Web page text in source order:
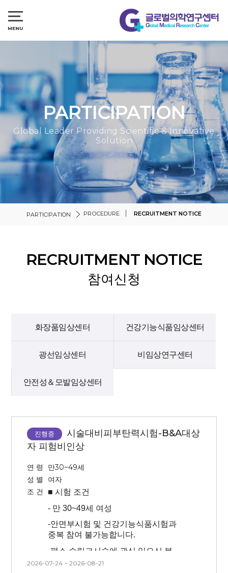
PARTICIPATION
Global Leader Providing Scientific & Innovative
Solution
PARTICIPATION PROCEDURE RECRUITMENT NOTICE
RECRUITMENT NOTICE
참여신청
화장품임상센터 건강기능식품임상센터
광선임상센터 비임상연구센터
안전성＆모발임상센터
진행중
시술대비피부탄력시험-B&A대상
자 피험비인상
연 령
만30~49세
성 별
여자
조 건
■ 시험 조건
- 만 30~49세 여성
-안면부시험 및 건강기능식품시험과
중복 참여 불가능합니다.
평소 슈링크시술에 관심 있으신 분
- 안면부(half)에 시술이 진행되며 마취
2026-07-24 ~ 2026-08-21